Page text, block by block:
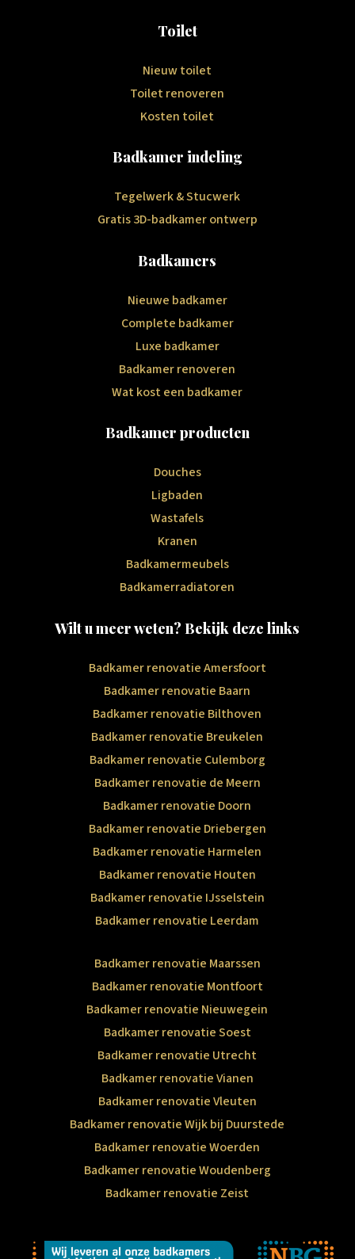
Toilet
Nieuw toilet
Toilet renoveren
Kosten toilet
Badkamer indeling
Tegelwerk & Stucwerk
Gratis 3D-badkamer ontwerp
Badkamers
Nieuwe badkamer
Complete badkamer
Luxe badkamer
Badkamer renoveren
Wat kost een badkamer
Badkamer producten
Douches
Ligbaden
Wastafels
Kranen
Badkamermeubels
Badkamerradiatoren
Wilt u meer weten? Bekijk deze links
Badkamer renovatie Amersfoort
Badkamer renovatie Baarn
Badkamer renovatie Bilthoven
Badkamer renovatie Breukelen
Badkamer renovatie Culemborg
Badkamer renovatie de Meern
Badkamer renovatie Doorn
Badkamer renovatie Driebergen
Badkamer renovatie Harmelen
Badkamer renovatie Houten
Badkamer renovatie IJsselstein
Badkamer renovatie Leerdam
Badkamer renovatie Maarssen
Badkamer renovatie Montfoort
Badkamer renovatie Nieuwegein
Badkamer renovatie Soest
Badkamer renovatie Utrecht
Badkamer renovatie Vianen
Badkamer renovatie Vleuten
Badkamer renovatie Wijk bij Duurstede
Badkamer renovatie Woerden
Badkamer renovatie Woudenberg
Badkamer renovatie Zeist